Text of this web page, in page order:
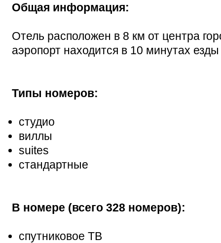
Общая информация:
Отель расположен в 8 км от центра
аэропорт находится в 10 минутах езды
Типы номеров:
студио
виллы
suites
стандартные
В номере (всего 328 номеров):
спутниковое ТВ